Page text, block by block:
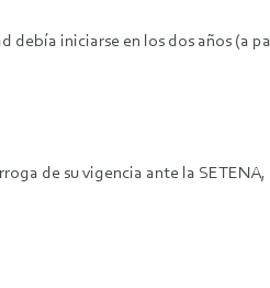
debía iniciarse en los dos años (a
de su vigencia ante la SETENA,